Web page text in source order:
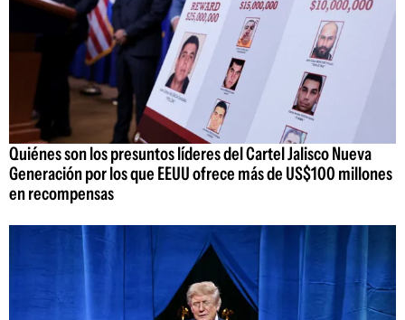
Quiénes son los presuntos líderes del Cartel Jalisco Nueva
Generación por los que EEUU ofrece más de US$100 millones
en recompensas